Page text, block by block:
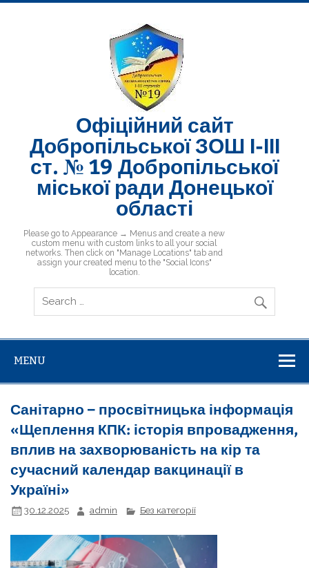
Skip
Офіційний сайт
Добропільської ЗОШ І-ІІІ
ст. № 19 Добропільської
міської ради Донецької
області
Добропільська ЗОШ № 19
Please go to Appearance → Menus and create a new
custom menu with custom links to all your social
networks. Then click on "Manage Locations" tab and
assign your created menu to the "Social Icons"
location.
MENU
Санітарно – просвітницька інформація
«Щеплення КПК: історія впровадження,
вплив на захворюваність на кір та
сучасний календар вакцинації в
Україні»
30.12.2025 admin Без категорії